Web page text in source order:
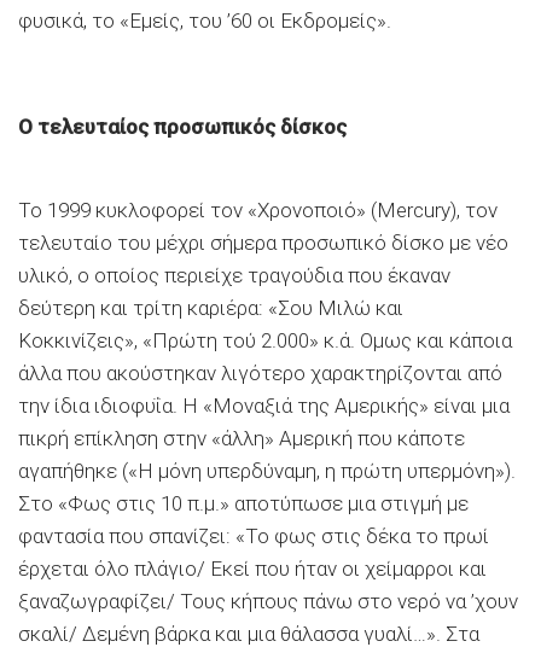
φυσικά, το «Εμείς, του ’60 οι Εκδρομείς».
Ο τελευταίος προσωπικός δίσκος
Το 1999 κυκλοφορεί τον «Χρονοποιό» (Mercury), τον
τελευταίο του μέχρι σήμερα προσωπικό δίσκο με νέο
υλικό, ο οποίος περιείχε τραγούδια που έκαναν
δεύτερη και τρίτη καριέρα: «Σου Μιλώ και
Κοκκινίζεις», «Πρώτη τού 2.000» κ.ά. Ομως και κάποια
άλλα που ακούστηκαν λιγότερο χαρακτηρίζονται από
την ίδια ιδιοφυΐα. Η «Μοναξιά της Αμερικής» είναι μια
πικρή επίκληση στην «άλλη» Αμερική που κάποτε
αγαπήθηκε («Η μόνη υπερδύναμη, η πρώτη υπερμόνη»).
Στο «Φως στις 10 π.μ.» αποτύπωσε μια στιγμή με
φαντασία που σπανίζει: «Το φως στις δέκα το πρωί
έρχεται όλο πλάγιο/ Εκεί που ήταν οι χείμαρροι και
ξαναζωγραφίζει/ Τους κήπους πάνω στο νερό να ’χουν
σκαλί/ Δεμένη βάρκα και μια θάλασσα γυαλί…». Στα